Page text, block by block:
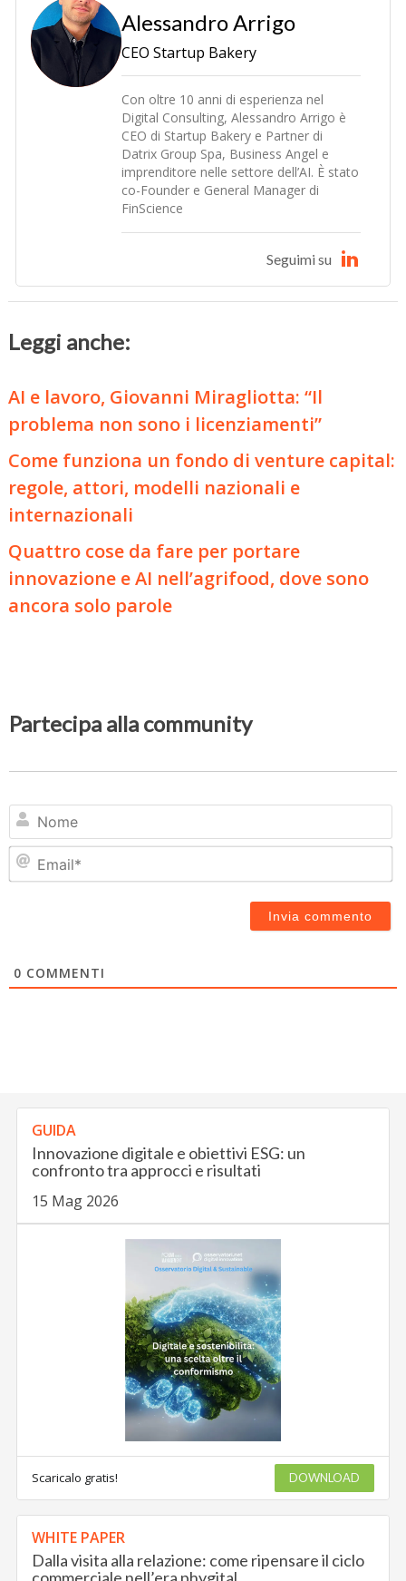
Alessandro Arrigo
CEO Startup Bakery
Con oltre 10 anni di esperienza nel
Digital Consulting, Alessandro Arrigo è
CEO di Startup Bakery e Partner di
Datrix Group Spa, Business Angel e
imprenditore nelle settore dell’AI. È stato
co-Founder e General Manager di
FinScience
Seguimi su
Leggi anche:
AI e lavoro, Giovanni Miragliotta: “Il
problema non sono i licenziamenti”
Come funziona un fondo di venture capital:
regole, attori, modelli nazionali e
internazionali
Quattro cose da fare per portare
innovazione e AI nell’agrifood, dove sono
ancora solo parole
Partecipa alla community
0 COMMENTI
GUIDA
Innovazione digitale e obiettivi ESG: un
confronto tra approcci e risultati
15 Mag 2026
Scaricalo gratis! DOWNLOAD
WHITE PAPER
Dalla visita alla relazione: come ripensare il ciclo